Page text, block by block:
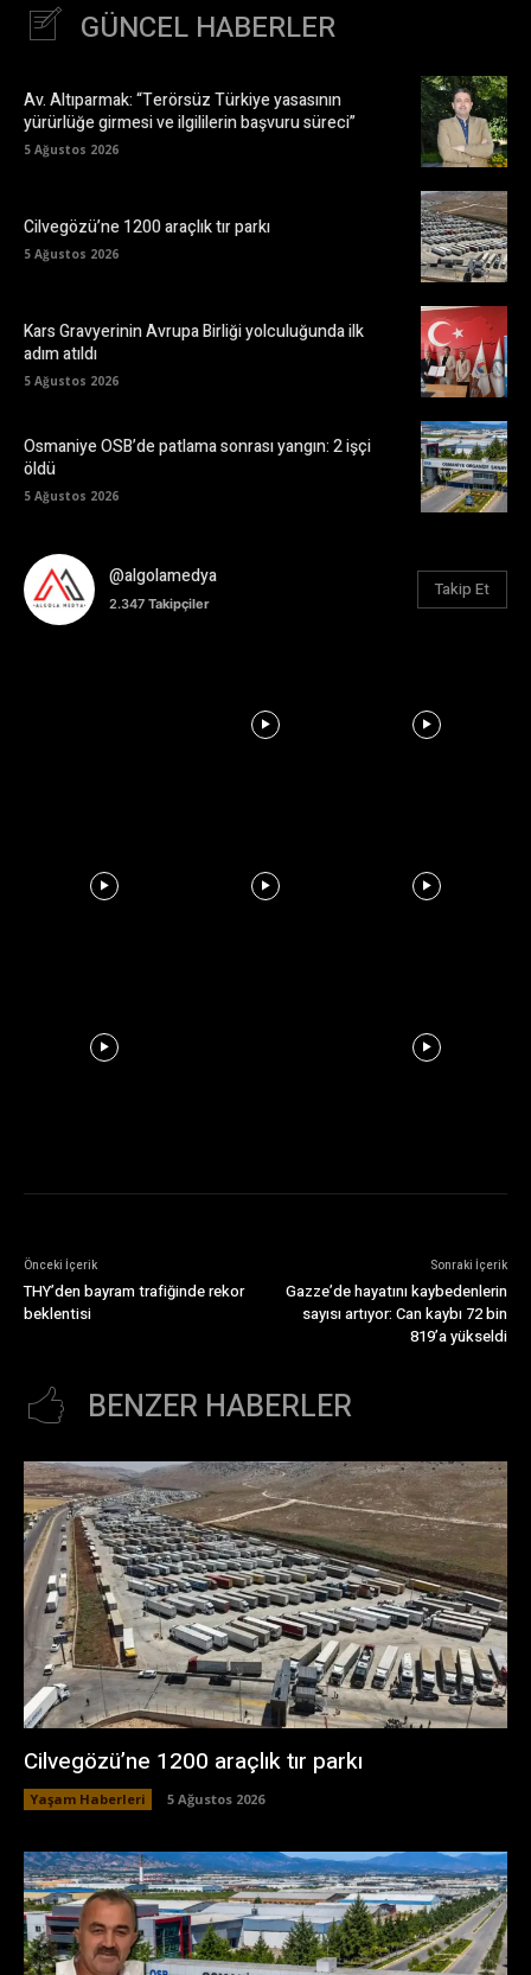
GÜNCEL HABERLER
Av. Altıparmak: “Terörsüz Türkiye yasasının
yürürlüğe girmesi ve ilgililerin başvuru süreci”
5 Ağustos 2026
Cilvegözü’ne 1200 araçlık tır parkı
5 Ağustos 2026
Kars Gravyerinin Avrupa Birliği yolculuğunda ilk
adım atıldı
5 Ağustos 2026
Osmaniye OSB’de patlama sonrası yangın: 2 işçi
öldü
5 Ağustos 2026
@algolamedya
2.347 Takipçiler
Takip Et
Önceki İçerik
THY’den bayram trafiğinde rekor
beklentisi
Sonraki İçerik
Gazze’de hayatını kaybedenlerin
sayısı artıyor: Can kaybı 72 bin
819’a yükseldi
BENZER HABERLER
Cilvegözü’ne 1200 araçlık tır parkı
Yaşam Haberleri 5 Ağustos 2026